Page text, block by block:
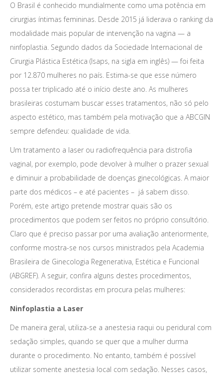
O Brasil é conhecido mundialmente como uma potência em
cirurgias íntimas femininas. Desde 2015 já liderava o ranking da
modalidade mais popular de intervenção na vagina — a
ninfoplastia. Segundo dados da Sociedade Internacional de
Cirurgia Plástica Estética (Isaps, na sigla em inglês) — foi feita
por 12.870 mulheres no país. Estima-se que esse número
possa ter triplicado até o início deste ano. As mulheres
brasileiras costumam buscar esses tratamentos, não só pelo
aspecto estético, mas também pela motivação que a ABCGIN
sempre defendeu: qualidade de vida.
Um tratamento a laser ou radiofrequência para distrofia
vaginal, por exemplo, pode devolver à mulher o prazer sexual
e diminuir a probabilidade de doenças ginecológicas. A maior
parte dos médicos – e até pacientes – já sabem disso.
Porém, este artigo pretende mostrar quais são os
procedimentos que podem ser feitos no próprio consultório.
Claro que é preciso passar por uma avaliação anteriormente,
conforme mostra-se nos cursos ministrados pela Academia
Brasileira de Ginecologia Regenerativa, Estética e Funcional
(ABGREF). A seguir, confira alguns destes procedimentos,
considerados recordistas em procura pelas mulheres:
Ninfoplastia a Laser
De maneira geral, utiliza-se a anestesia raqui ou peridural com
sedação simples, quando se quer que a mulher durma
durante o procedimento. No entanto, também é possível
utilizar somente anestesia local com sedação. Nesses casos,